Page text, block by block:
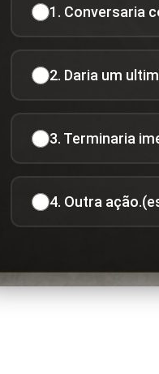
1. Conversaria
2. Daria um
3. Terminaria
4. Outra